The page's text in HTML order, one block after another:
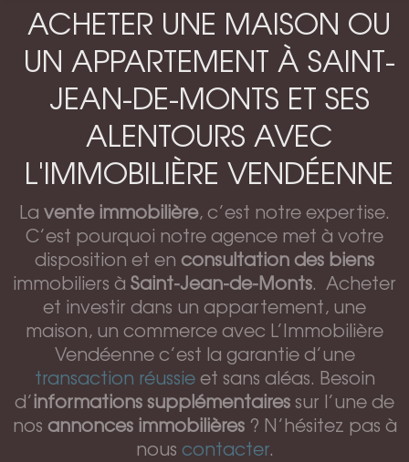
ACHETER UNE MAISON OU
UN APPARTEMENT À SAINT-
JEAN-DE-MONTS ET SES
ALENTOURS AVEC
L'IMMOBILIÈRE VENDÉENNE
La vente immobilière, c’est notre expertise.
C’est pourquoi notre agence met à votre
disposition et en consultation des biens
immobiliers à Saint-Jean-de-Monts. Acheter
et investir dans un appartement, une
maison, un commerce avec L’Immobilière
Vendéenne c’est la garantie d’une
transaction réussieet sans aléas. Besoin
d’informations supplémentaires sur l’une de
nos annonces immobilières? N’hésitez pas à
nous contacter.